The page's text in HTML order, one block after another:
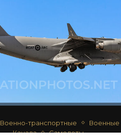
Военно-транспортные
Военные
Канада
Самолеты